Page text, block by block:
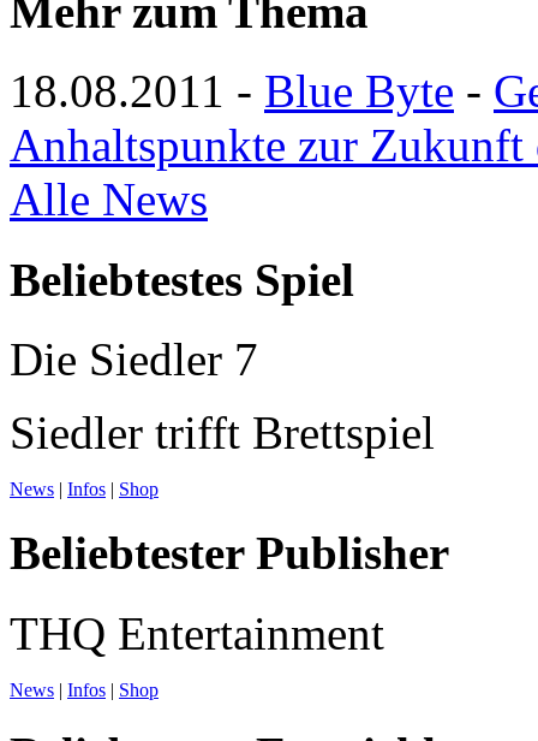
Mehr zum Thema
18.08.2011 - Blue Byte -
Anhaltspunkte zur Zukunft
Alle News
Beliebtestes Spiel
Die Siedler 7
Siedler trifft Brettspiel
News | Infos | Shop
Beliebtester Publisher
THQ Entertainment
News | Infos | Shop